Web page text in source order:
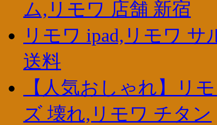
ム,リモワ 店舗 新宿
リモワ ipad,リモワ
送料
【人気おしゃれ】リ
ズ 壊れ,リモワ チタン